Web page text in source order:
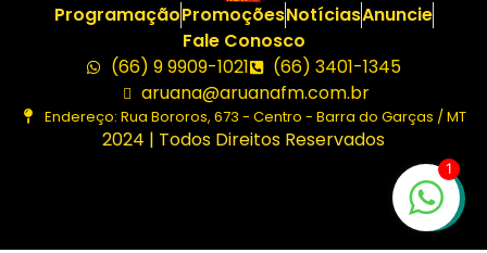
ProgramaçãoPromoçõesNotíciasAnuncie
Fale Conosco
(66) 9 9909-1021
(66) 3401-1345
aruana@aruanafm.com.br
Endereço: Rua Bororos, 673 - Centro - Barra do Garças / MT
2024 | Todos Direitos Reservados
1